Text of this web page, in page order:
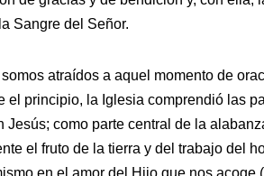
Sangre del Señor.
atraídos a aquel momento de
el principio, la Iglesia comprendió las
Jesús; como parte central de la
el fruto de la tierra y del trabajo del
en el amor del Hijo que nos acoge